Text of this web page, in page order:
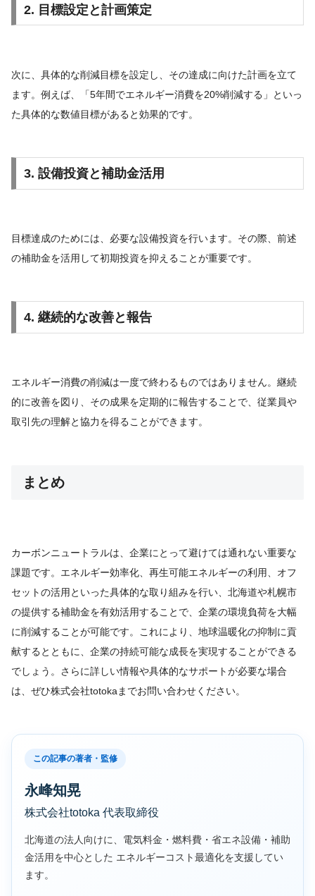
2. 目標設定と計画策定
次に、具体的な削減目標を設定し、その達成に向けた計画を立て
ます。例えば、「5年間でエネルギー消費を20%削減する」といっ
た具体的な数値目標があると効果的です。
3. 設備投資と補助金活用
目標達成のためには、必要な設備投資を行います。その際、前述
の補助金を活用して初期投資を抑えることが重要です。
4. 継続的な改善と報告
エネルギー消費の削減は一度で終わるものではありません。継続
的に改善を図り、その成果を定期的に報告することで、従業員や
取引先の理解と協力を得ることができます。
まとめ
カーボンニュートラルは、企業にとって避けては通れない重要な
課題です。エネルギー効率化、再生可能エネルギーの利用、オフ
セットの活用といった具体的な取り組みを行い、北海道や札幌市
の提供する補助金を有効活用することで、企業の環境負荷を大幅
に削減することが可能です。これにより、地球温暖化の抑制に貢
献するとともに、企業の持続可能な成長を実現することができる
でしょう。さらに詳しい情報や具体的なサポートが必要な場合
は、ぜひ株式会社totokaまでお問い合わせください。
この記事の著者・監修
永峰知晃
株式会社totoka 代表取締役
北海道の法人向けに、電気料金・燃料費・省エネ設備・補助
金活用を中心とした エネルギーコスト最適化を支援してい
ます。